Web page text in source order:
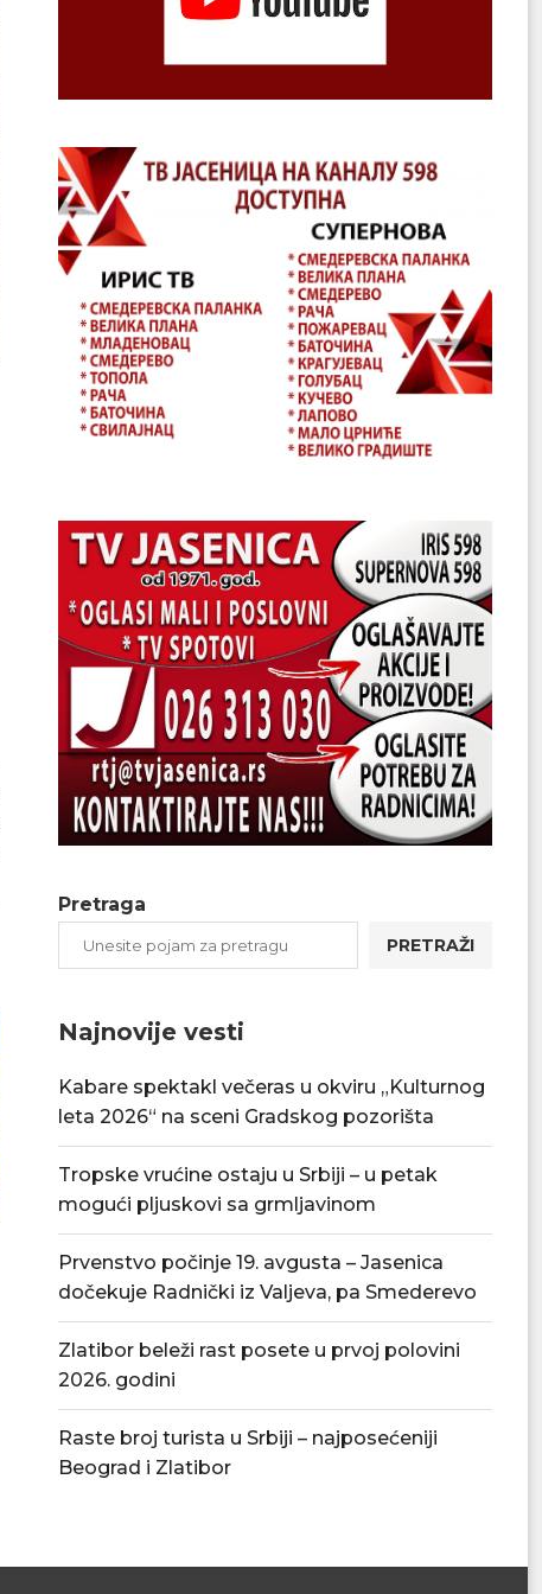
Pojačan nadzor veterinarske
inspekcije zbog visokih
temperatura
Mala matura u
Pretraga
PRETRAŽI
Najnovije vesti
Kabare spektakl večeras u okviru „Kulturnog
leta 2026“ na sceni Gradskog pozorišta
Tropske vrućine ostaju u Srbiji – u petak
mogući pljuskovi sa grmljavinom
Prvenstvo počinje 19. avgusta – Jasenica
dočekuje Radnički iz Valjeva, pa Smederevo
Zlatibor beleži rast posete u prvoj polovini
2026. godini
Raste broj turista u Srbiji – najposećeniji
Beograd i Zlatibor